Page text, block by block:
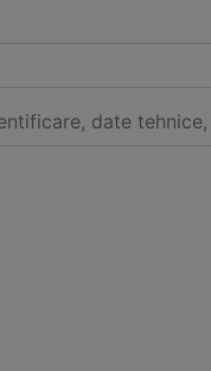
date tehnice,